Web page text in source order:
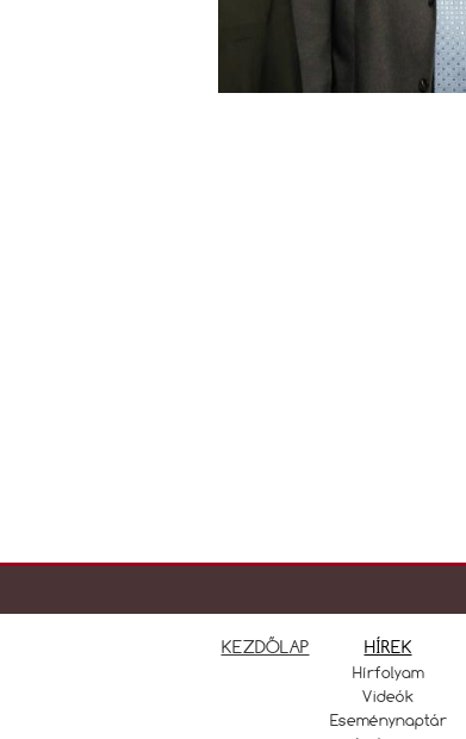
KEZDŐLAP HÍREK
Hírfolyam
Videók
Eseménynaptár